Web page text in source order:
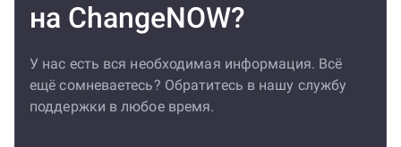
на ChangeNOW?
У нас есть вся необходимая информация. Всё
ещё сомневаетесь? Обратитесь в нашу службу
поддержки в любое время.